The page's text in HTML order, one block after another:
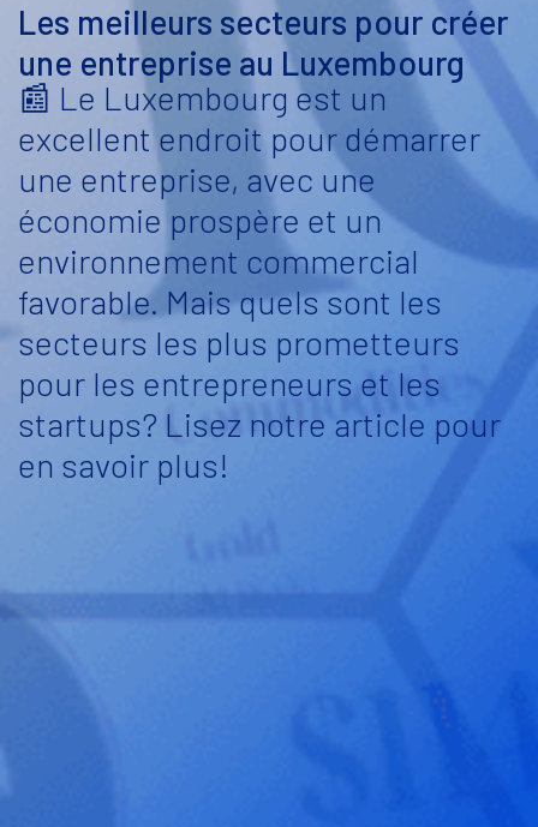
Les meilleurs secteurs pour créer
une entreprise au Luxembourg
📰 Le Luxembourg est un
excellent endroit pour démarrer
une entreprise, avec une
économie prospère et un
environnement commercial
favorable. Mais quels sont les
secteurs les plus prometteurs
pour les entrepreneurs et les
startups? Lisez notre article pour
en savoir plus!